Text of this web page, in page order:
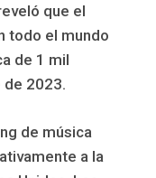
que el
todo el mundo
de 1 mil
2023.
de música
a la